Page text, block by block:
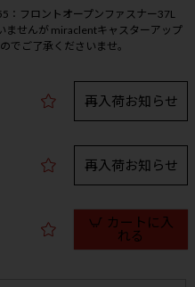
須
)
：フロントオープンファスナー37L
ませんが miraclentキャスターアップ
でご了承くださいませ。
再入荷お知らせ
再入荷お知らせ
カートに入
れる